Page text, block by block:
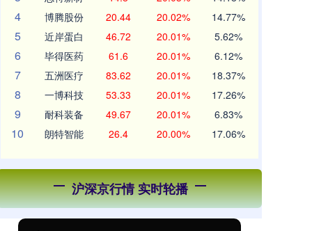
4 博腾股份 20.44 20.02% 14.77%
5 近岸蛋白 46.72 20.01% 5.62%
6 毕得医药 61.6 20.01% 6.12%
7 五洲医疗 83.62 20.01% 18.37%
8 一博科技 53.33 20.01% 17.26%
9 耐科装备 49.67 20.01% 6.83%
10 朗特智能 26.4 20.00% 17.06%
沪深京行情 实时轮播